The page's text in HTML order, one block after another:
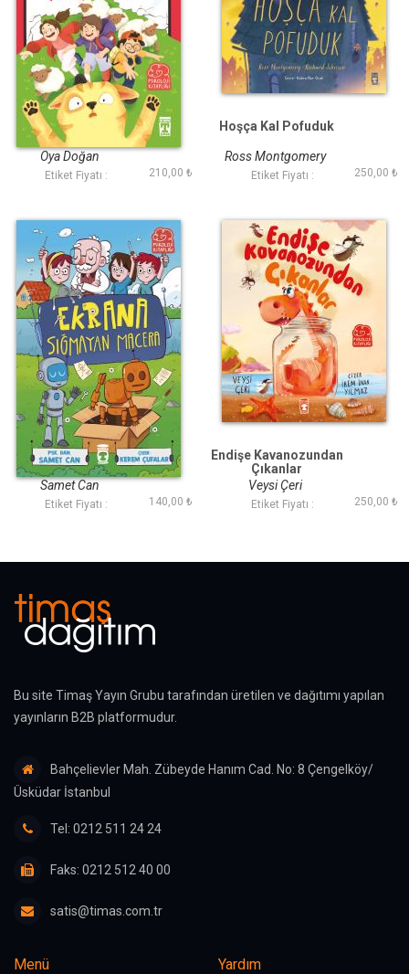
Ekran Kaçkınları
Oya Doğan
Etiket Fiyatı : 210,00 ₺
Hoşça Kal Pofuduk
Ross Montgomery
Etiket Fiyatı : 250,00 ₺
Ekrana Sığmayan
Macera
Samet Can
Etiket Fiyatı : 140,00 ₺
Endişe Kavanozundan
Çıkanlar
Veysi Çeri
Etiket Fiyatı : 250,00 ₺
Bu site Timaş Yayın Grubu tarafından üretilen ve dağıtımı yapılan
yayınların B2B platformudur.
Bahçelievler Mah. Zübeyde Hanım Cad. No: 8 Çengelköy/
Üsküdar İstanbul
Tel: 0212 511 24 24
Faks: 0212 512 40 00
satis@timas.com.tr
Menü Yardım